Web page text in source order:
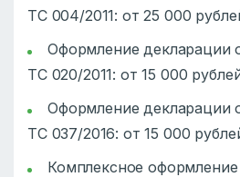
ТС 004/2011: от 25 000
Оформление декларации
ТС 020/2011: от 15 000
Оформление декларации
ТС 037/2016: от 15 000
Комплексное